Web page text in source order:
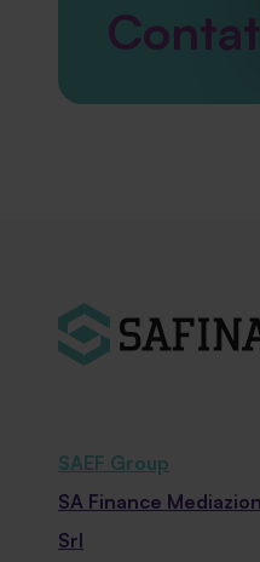
SAEF Group
SA Finance
Srl